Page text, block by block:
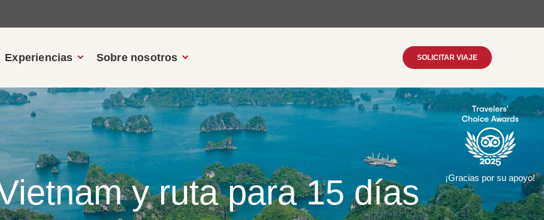
Experiencias Sobre nosotros SOLICITAR VIAJE
y ruta para 15 días ¡Gracias por su apoyo!